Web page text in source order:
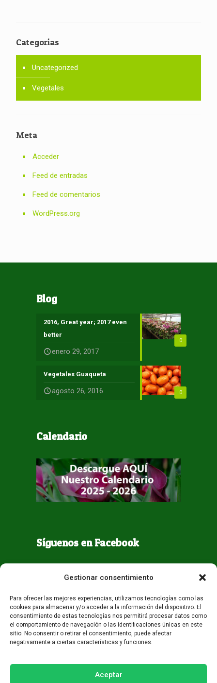
Gestionar consentimiento
Para ofrecer las mejores experiencias, utilizamos tecnologías como las
cookies para almacenar y/o acceder a la información del dispositivo. El
consentimiento de estas tecnologías nos permitirá procesar datos como
el comportamiento de navegación o las identificaciones únicas en este
sitio. No consentir o retirar el consentimiento, puede afectar
negativamente a ciertas características y funciones.
Aceptar
Categorías
Uncategorized
Vegetales
Meta
Acceder
Feed de entradas
Feed de comentarios
WordPress.org
Blog
0
2016, Great year; 2017 even
better
enero 29, 2017
0
Vegetales Guaqueta
agosto 26, 2016
Calendario
Síguenos en Facebook
Todos los derechos reservados - Guaqueta USA 2026